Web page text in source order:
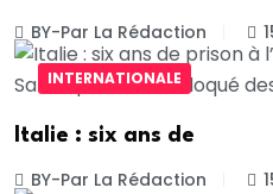
BY-Par La Rédaction
INTERNATIONALE
Italie : six ans de
BY-Par La Rédaction